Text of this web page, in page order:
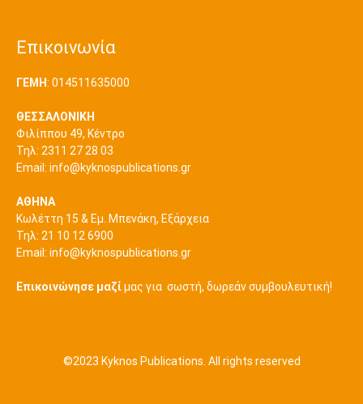
Επικοινωνία
ΓΕΜΗ: 014511635000
ΘΕΣΣΑΛΟΝΙΚΗ
Φιλίππου 49, Κέντρο
Τηλ: 2311 27 28 03
Εmail: info@kyknospublications.gr
ΑΘΗΝΑ
Κωλέττη 15 & Εμ. Μπενάκη, Εξάρχεια
Τηλ: 21 10 12 6900
Εmail: info@kyknospublications.gr
Επικοινώνησε μαζίμας για σωστή, δωρεάν συμβουλευτική!
©2023 Kyknos Publications. All rights reserved